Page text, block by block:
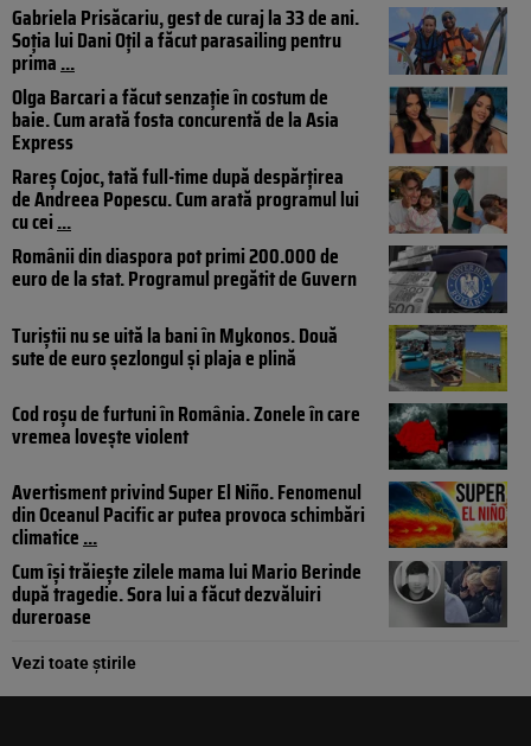
Gabriela Prisăcariu, gest de curaj la 33 de ani.
Soția lui Dani Oțil a făcut parasailing pentru
prima...
Olga Barcari a făcut senzație în costum de
baie. Cum arată fosta concurentă de la Asia
Express
Rareș Cojoc, tată full-time după despărțirea
de Andreea Popescu. Cum arată programul lui
cu cei...
Românii din diaspora pot primi 200.000 de
euro de la stat. Programul pregătit de Guvern
Turiștii nu se uită la bani în Mykonos. Două
sute de euro șezlongul și plaja e plină
Cod roșu de furtuni în România. Zonele în care
vremea lovește violent
Avertisment privind Super El Niño. Fenomenul
din Oceanul Pacific ar putea provoca schimbări
climatice...
Cum își trăiește zilele mama lui Mario Berinde
după tragedie. Sora lui a făcut dezvăluiri
dureroase
Vezi toate știrile